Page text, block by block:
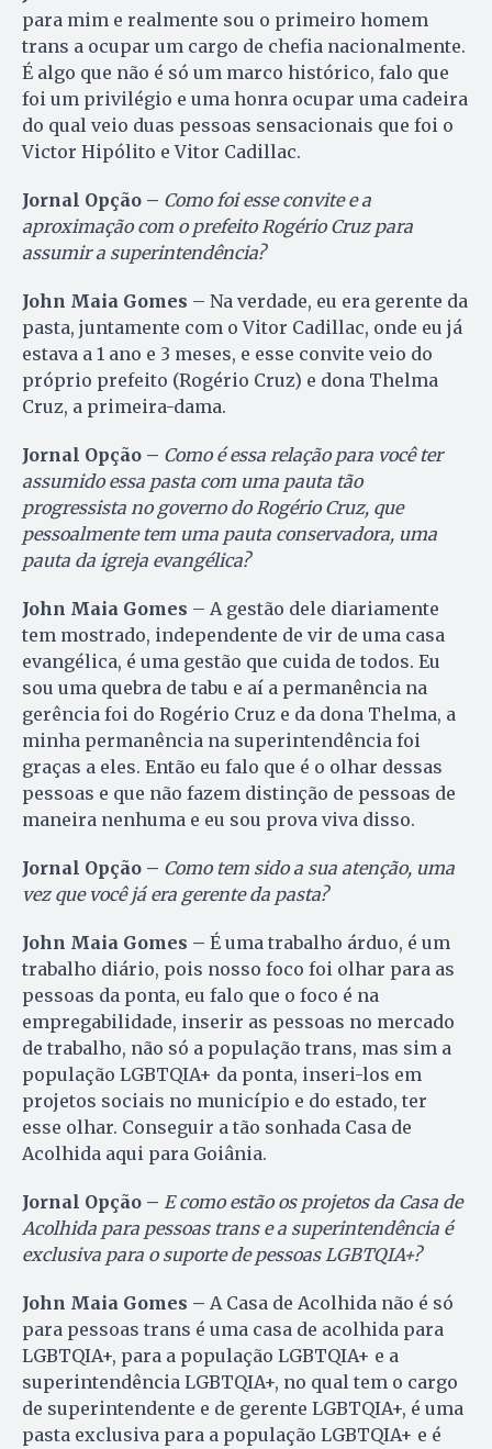
para mim e realmente sou o primeiro homem
trans a ocupar um cargo de chefia nacionalmente.
É algo que não é só um marco histórico, falo que
foi um privilégio e uma honra ocupar uma cadeira
do qual veio duas pessoas sensacionais que foi o
Victor Hipólito e Vitor Cadillac.
Jornal Opção – Como foi esse convite e a
aproximação com o prefeito Rogério Cruz para
assumir a superintendência?
John Maia Gomes – Na verdade, eu era gerente da
pasta, juntamente com o Vitor Cadillac, onde eu já
estava a 1 ano e 3 meses, e esse convite veio do
próprio prefeito (Rogério Cruz) e dona Thelma
Cruz, a primeira-dama.
Jornal Opção – Como é essa relação para você ter
assumido essa pasta com uma pauta tão
progressista no governo do Rogério Cruz, que
pessoalmente tem uma pauta conservadora, uma
pauta da igreja evangélica?
John Maia Gomes – A gestão dele diariamente
tem mostrado, independente de vir de uma casa
evangélica, é uma gestão que cuida de todos. Eu
sou uma quebra de tabu e aí a permanência na
gerência foi do Rogério Cruz e da dona Thelma, a
minha permanência na superintendência foi
graças a eles. Então eu falo que é o olhar dessas
pessoas e que não fazem distinção de pessoas de
maneira nenhuma e eu sou prova viva disso.
Jornal Opção – Como tem sido a sua atenção, uma
vez que você já era gerente da pasta?
John Maia Gomes – É uma trabalho árduo, é um
trabalho diário, pois nosso foco foi olhar para as
pessoas da ponta, eu falo que o foco é na
empregabilidade, inserir as pessoas no mercado
de trabalho, não só a população trans, mas sim a
população LGBTQIA+ da ponta, inseri-los em
projetos sociais no município e do estado, ter
esse olhar. Conseguir a tão sonhada Casa de
Acolhida aqui para Goiânia.
Jornal Opção – E como estão os projetos da Casa de
Acolhida para pessoas trans e a superintendência é
exclusiva para o suporte de pessoas LGBTQIA+?
John Maia Gomes – A Casa de Acolhida não é só
para pessoas trans é uma casa de acolhida para
LGBTQIA+, para a população LGBTQIA+ e a
superintendência LGBTQIA+, no qual tem o cargo
de superintendente e de gerente LGBTQIA+, é uma
pasta exclusiva para a população LGBTQIA+ e é